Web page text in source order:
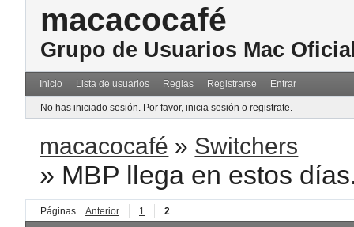
macacocafé
Grupo de Usuarios Mac
Inicio Lista de usuarios Reglas Registrarse Entrar
No has iniciado sesión. Por favor, inicia sesión o registrate.
macacocafé » Switchers
» MBP llega en estos
Páginas Anterior 1 2